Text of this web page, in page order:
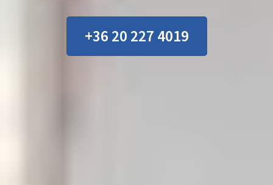
+36 20 227 4019